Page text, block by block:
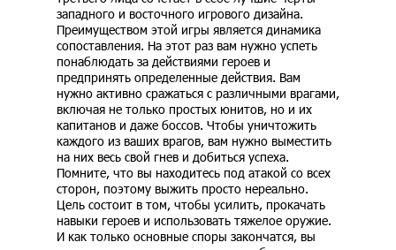
западного и восточного игрового дизайна.
Преимуществом этой игры является динамика
сопоставления. На этот раз вам нужно успеть
понаблюдать за действиями героев и
предпринять определенные действия. Вам
нужно активно сражаться с различными врагами,
включая не только простых юнитов, но и их
капитанов и даже боссов. Чтобы уничтожить
каждого из ваших врагов, вам нужно выместить
на них весь свой гнев и добиться успеха.
Помните, что вы находитесь под атакой со всех
сторон, поэтому выжить просто нереально.
Цель состоит в том, чтобы усилить, прокачать
навыки героев и использовать тяжелое оружие.
И как только основные споры закончатся, вы